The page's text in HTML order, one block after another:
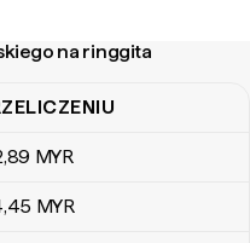
na ringgita
na ringgita malezyjskiego
,89 MYR
,45 MYR